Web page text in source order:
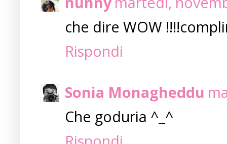
che dire WOW
Rispondi
Sonia Monagheddu
Che goduria ^_^